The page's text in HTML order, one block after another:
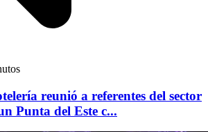
reunió a referentes del sector
Punta del Este c...